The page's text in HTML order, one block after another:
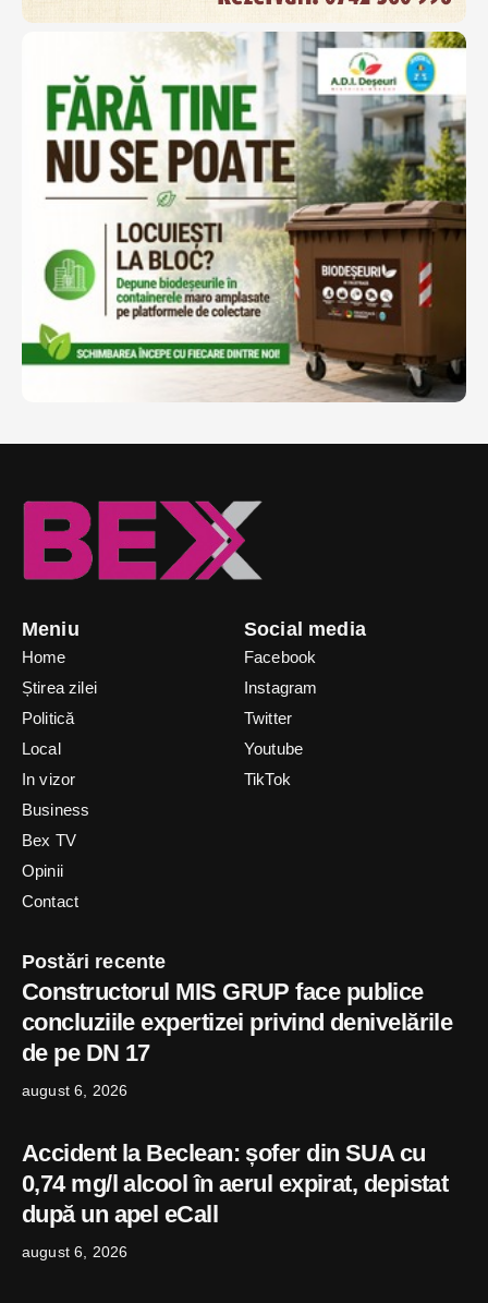
Meniu
Home
Știrea zilei
Politică
Local
In vizor
Business
Bex TV
Opinii
Contact
Social media
Facebook
Instagram
Twitter
Youtube
TikTok
Postări recente
Constructorul MIS GRUP face publice
concluziile expertizei privind denivelările
de pe DN 17
august 6, 2026
Accident la Beclean: șofer din SUA cu
0,74 mg/l alcool în aerul expirat, depistat
după un apel eCall
august 6, 2026